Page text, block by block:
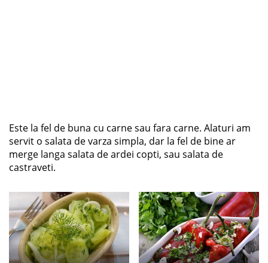
Este la fel de buna cu carne sau fara carne. Alaturi am
servit o salata de varza simpla, dar la fel de bine ar
merge langa salata de ardei copti, sau salata de
castraveti.